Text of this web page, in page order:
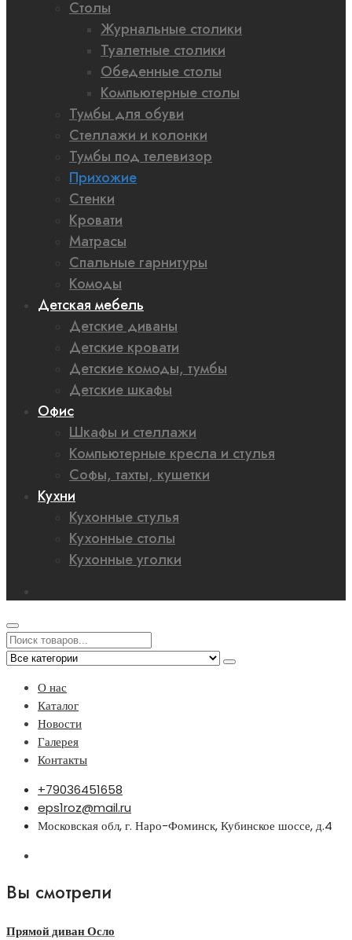
Столы
Журнальные столики
Туалетные столики
Обеденные столы
Компьютерные столы
Тумбы для обуви
Стеллажи и колонки
Тумбы под телевизор
Прихожие
Стенки
Кровати
Матрасы
Спальные гарнитуры
Комоды
Детская мебель
Детские диваны
Детские кровати
Детские комоды, тумбы
Детские шкафы
Офис
Шкафы и стеллажи
Компьютерные кресла и стулья
Софы, тахты, кушетки
Кухни
Кухонные стулья
Кухонные столы
Кухонные уголки
О нас
Каталог
Новости
Галерея
Контакты
+79036451658
eps1roz@mail.ru
Московская обл, г. Наро-Фоминск, Кубинское шоссе, д.4
Вы смотрели
Прямой диван Осло